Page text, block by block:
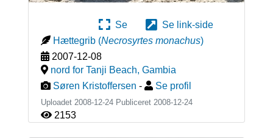
Se
Se link-side
Hættegrib (Necrosyrtes monachus)
2007-12-08
nord for Tanji Beach, Gambia
Søren Kristoffersen - Se profil
Uploadet 2008-12-24 Publiceret 2008-12-24
2153